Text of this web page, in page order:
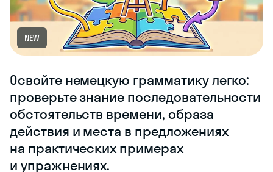
NEW
Освойте немецкую грамматику легко:
проверьте знание последовательности
обстоятельств времени, образа
действия и места в предложениях
на практических примерах
и упражнениях.